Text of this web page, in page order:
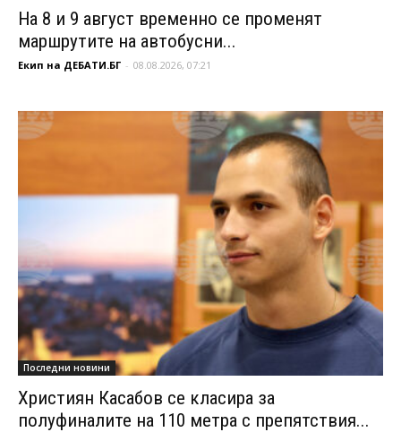
На 8 и 9 август временно се променят
маршрутите на автобусни...
Екип на ДЕБАТИ.БГ - 08.08.2026, 07:21
Последни новини
Християн Касабов се класира за
полуфиналите на 110 метра с препятствия...